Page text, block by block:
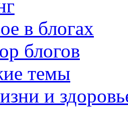
в блогах
блогов
темы
и